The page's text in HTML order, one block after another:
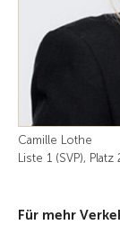
Camille Lothe
Liste 1 (SVP), Platz
Für mehr